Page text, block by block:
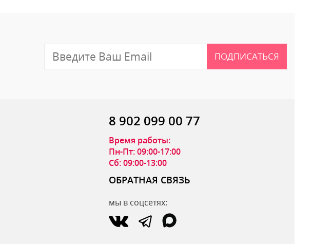
ОТПРАВИТЬ ОТЗЫВ
ПОДПИСАТЬСЯ
8 902 099 00 77
Время работы:
Пн-Пт: 09:00-17:00
Сб: 09:00-13:00
ОБРАТНАЯ СВЯЗЬ
мы в соцсетях: